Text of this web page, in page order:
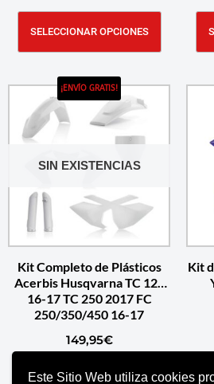
Este Sitio Web utiliza cookies
SELECCIONAR OPCIONES
SIN EXISTENCIAS
¡ENVÍO GRATIS!
Kit Completo de Plásticos
Acerbis Husqvarna TC 125
16-17 TC 250 2017 FC
250/350/450 16-17
149,95€
SELECCIONAR OPCIONES
Kit